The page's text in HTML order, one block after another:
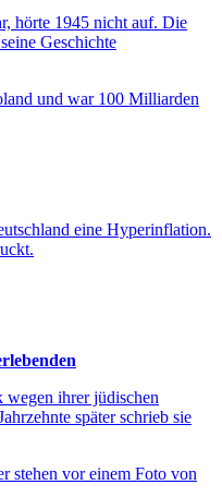
hörte 1945 nicht auf. Die
Geschichte
eine Hyperinflation.
ihrer jüdischen
später schrieb sie